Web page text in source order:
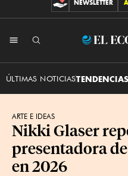
CONTRIBUCIONES
NEWSLETTER
ÚLTIMAS NOTICIAS
ARTE E IDEAS
Nikki Glaser
presentadora
en 2026